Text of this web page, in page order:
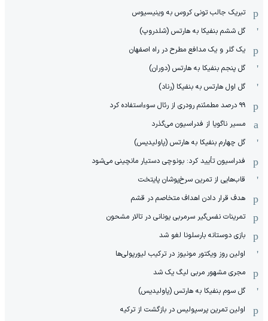
تبریک جالب تونی کروس به وینیسیوس
گل ششم بنفیکا به هارتس (شلدروپ)
یک گلر و یک مدافع مطرح در راه اصفهان
گل پنجم بنفیکا به هارتس (دوران)
گل اول هارتس به بنفیکا (رناد)
۹۹ درصد مطمئنم رودری از رئال سوءاستفاده کرد
مسیر ناگویا از فدراسیون می‌گذرد
گل چهارم بنفیکا به هارتس (پاولیدیس)
فدراسیون تأیید کرد: بونوچی دستیار مانچینی می‌شود
قاب‌هایی از تمرین سرخ‌پوشان پایتخت
هدف قرار دادن اهداف متخاصم در قشم
‏تمرینات نفس‌گیر سرمربی یونانی در تالار مشحون
بازی دوستانه بارسلونا لغو شد
اولین روز ویکتور مونیوز در ترکیب لیورپولی‌ها
مجری مشهور مربی لیگ یک شد
گل سوم بنفیکا به هارتس (پاولیدیس)
اولین تمرین پرسپولیس در بازگشت از ترکیه